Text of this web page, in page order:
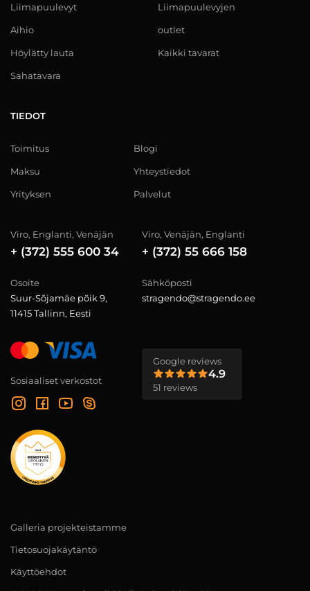
Liimapuulevyt
Aihio
Höylätty lauta
Sahatavara
Liimapuulevyjen
outlet
Kaikki tavarat
TIEDOT
Toimitus
Maksu
Yrityksen
Blogi
Yhteystiedot
Palvelut
Viro, Englanti, Venäjän
+ (372) 555 600 34
Viro, Venäjän, Englanti
+ (372) 55 666 158
Osoite
Suur-Sõjamäe põik 9,
11415 Tallinn, Eesti
Sähköposti
stragendo@stragendo.ee
Sosiaaliset verkostot
Google reviews
4.9
51 reviews
Galleria projekteistamme
Tietosuojakäytäntö
Käyttöehdot